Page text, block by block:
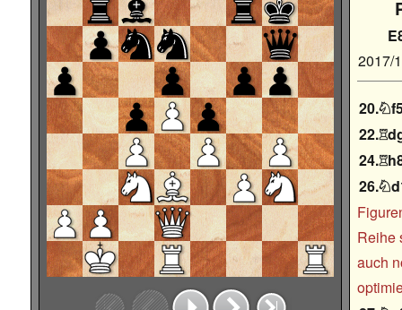
2017/
20.
22.
24.
26.
Reihe
auch